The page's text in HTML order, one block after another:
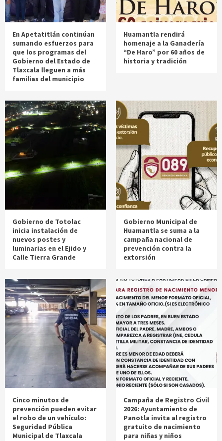
En Apetatitlán continúan
sumando esfuerzos para
que los programas del
Gobierno del Estado de
Tlaxcala lleguen a más
familias del municipio
Huamantla rendirá
homenaje a la Ganadería
“De Haro” por 60 años de
historia y tradición
Gobierno de Totolac
inicia instalación de
nuevos postes y
luminarias en el Ejido y
Calle Tierra Grande
Gobierno Municipal de
Huamantla se suma a la
campaña nacional de
prevención contra la
extorsión
Cinco minutos de
prevención pueden evitar
el robo de un vehículo:
Seguridad Pública
Municipal de Tlaxcala
Campaña de Registro Civil
2026: Ayuntamiento de
Panotla invita al registro
gratuito de nacimiento
para niñas y niños